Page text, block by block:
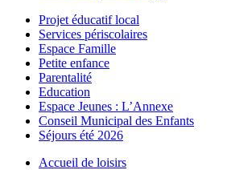
Projet éducatif local
Services périscolaires
Espace Famille
Petite enfance
Parentalité
Education
Espace Jeunes : L’Annexe
Conseil Municipal des Enfants
Séjours été 2026
Accueil de loisirs